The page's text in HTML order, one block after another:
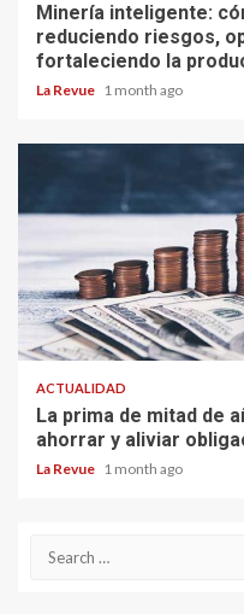
Minería inteligente:
reduciendo riesgos,
fortaleciendo la
La Revue 1 month ago
ACTUALIDAD
La prima de mitad de
ahorrar y aliviar
La Revue 1 month ago
Search